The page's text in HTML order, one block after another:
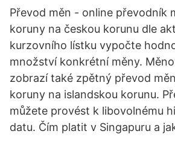
Převod měn - online převodník
koruny na českou korunu dle
kurzovního lístku vypočte
množství konkrétní měny.
zobrazí také zpětný převod
koruny na islandskou korunu.
můžete provést k libovolnému
datu. Čím platit v Singapuru a